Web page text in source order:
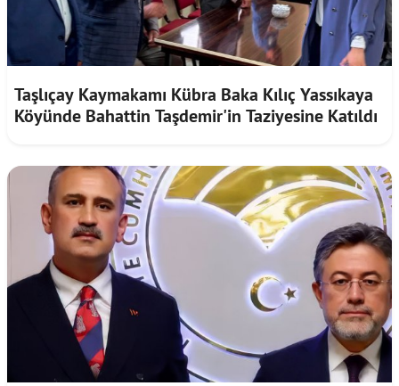
Taşlıçay Kaymakamı Kübra Baka Kılıç Yassıkaya
Köyünde Bahattin Taşdemir'in Taziyesine Katıldı